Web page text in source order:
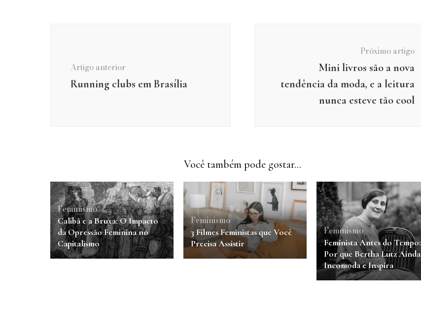
Artigo anterior
Running clubs em Brasília
Próximo artigo
Mini livros são a nova
tendência da moda, e a leitura
nunca esteve tão cool
Você também pode gostar...
Feminismo
Calibã e a Bruxa: O Impacto
da Opressão Feminina no
Capitalismo
Feminismo
3 Filmes Feministas que Você
Precisa Assistir
Feminismo
Feminista Antes do Tempo:
Por que Bertha Lutz Ainda
Incomoda e Inspira